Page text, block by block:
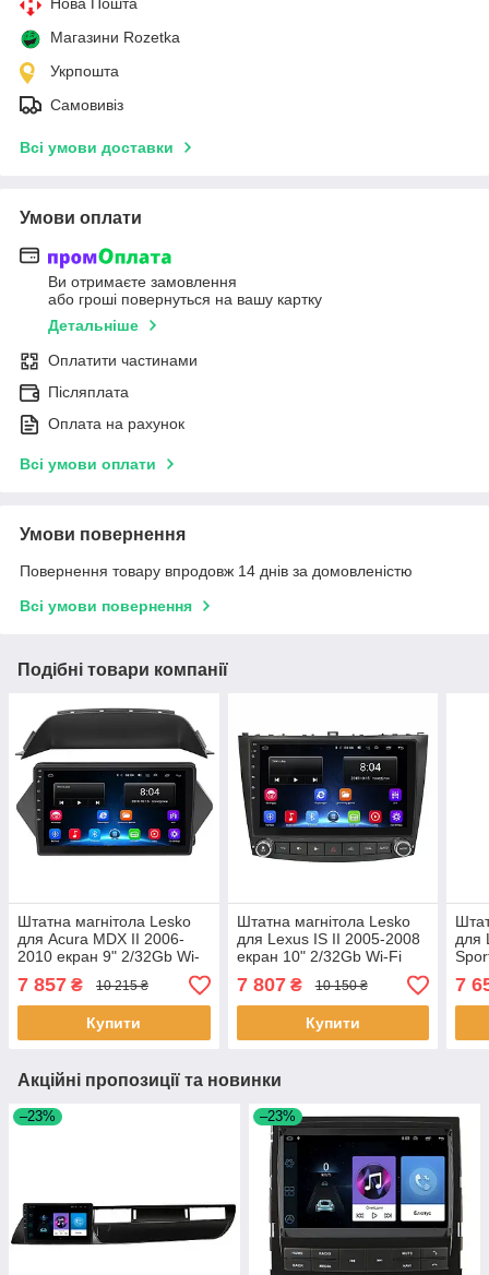
Нова Пошта
Магазини Rozetka
Укрпошта
Самовивіз
Всі умови доставки
Умови оплати
Ви отримаєте замовлення
або гроші повернуться на вашу картку
Детальніше
Оплатити частинами
Післяплата
Оплата на рахунок
Всі умови оплати
Умови повернення
Повернення товару впродовж 14 днів за домовленістю
Всі умови повернення
Подібні товари компанії
Штатна магнітола Lesko
для Acura MDX II 2006-
2010 екран 9" 2/32Gb Wi-
Fi GPS Base шт.
7 857 ₴ 10 215 ₴
Купити
Штатна магнітола Lesko
для Lexus IS II 2005-2008
екран 10" 2/32Gb Wi-Fi
GPS Base 2 шт.
7 807₴ 10 150 ₴
Купити
для
2/
шт.
7
Акційні пропозиції та новинки
–23% –23%